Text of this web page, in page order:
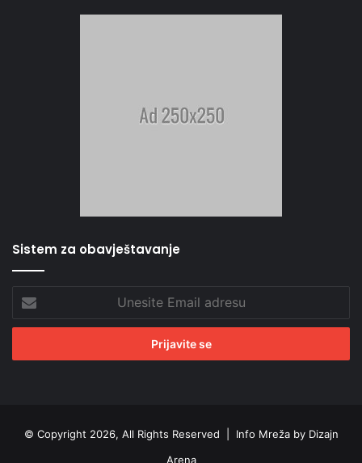
Sistem za obavještavanje
Email
adresu
© Copyright 2026, All Rights Reserved | Info Mreža by Dizajn
Arena